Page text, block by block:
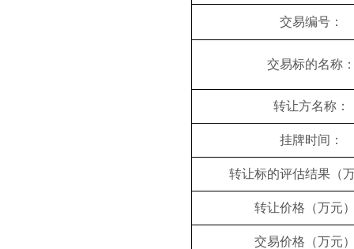
交易编号：
交易标的名称
转让方名称：
挂牌时间：
转让标的评估结果（
转让价格（万元
交易价格（万元